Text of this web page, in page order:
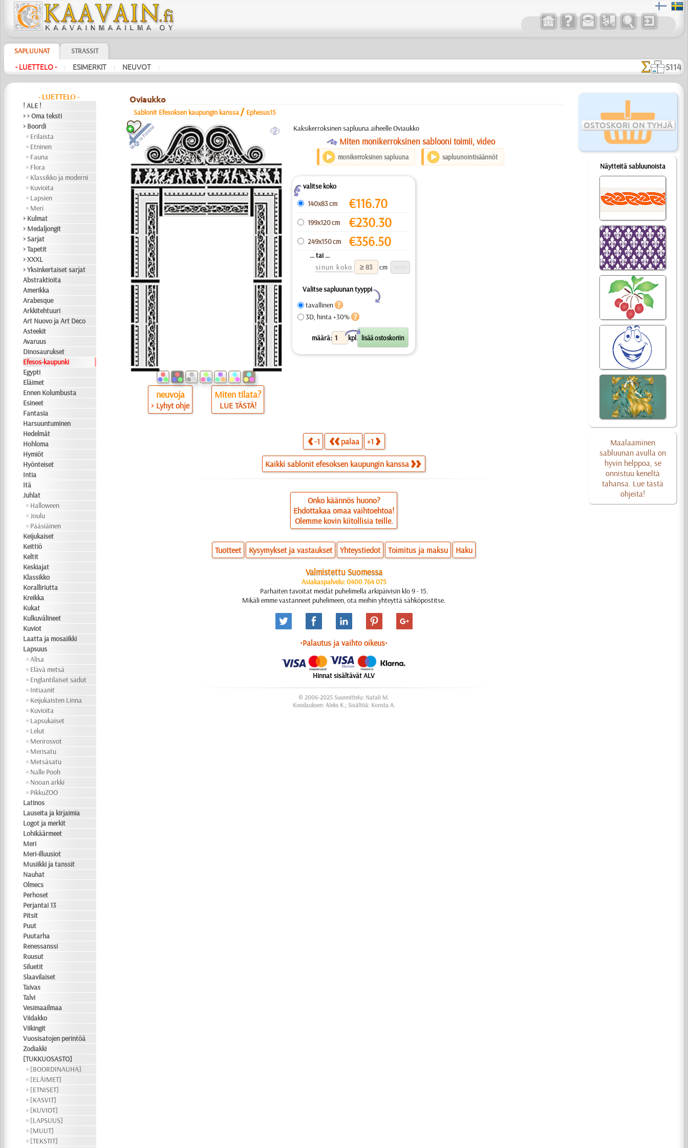
SAPLUUNAT STRASSIT
- LUETTELO - | ESIMERKIT | NEUVOT | 5114
- LUETTELO -
! ALE !
> > Oma teksti
> Boordi
Erilaista
Etninen
Fauna
Flora
Klassikko ja moderni
Kuvioita
Lapsien
Meri
> Kulmat
> Medaljongit
> Sarjat
> Tapetit
> XXXL
> Yksinkertaiset sarjat
Abstraktioita
Amerikka
Arabesque
Arkkitehtuuri
Art Nuovo ja Art Deco
Asteekit
Avaruus
Dinosaurukset
Efesos-kaupunki
Egypti
Eläimet
Ennen Kolumbusta
Esineet
Fantasia
Harsuuntuminen
Hedelmät
Hohloma
Hymiöt
Hyönteiset
Intia
Itä
Juhlat
Halloween
Joulu
Pääsiäinen
Keijukaiset
Keittiö
Keltit
Keskiajat
Klassikko
Koralliriutta
Kreikka
Kukat
Kulkuvälineet
Kuviot
Laatta ja mosaiikki
Lapsuus
Alisa
Elävä metsä
Englantilaiset sadut
Intiaanit
Keijukaisten Linna
Kuvioita
Lapsukaiset
Lelut
Merirosvot
Merisatu
Metsäsatu
Nalle Pooh
Nooan arkki
PikkuZOO
Latinos
Lauseita ja kirjaimia
Logot ja merkit
Lohikäärmeet
Meri
Meri-illuusiot
Musiikki ja tanssit
Nauhat
Olmecs
Perhoset
Perjantai 13
Pitsit
Puut
Puutarha
Renessanssi
Ruusut
Siluetit
Slaavilaiset
Taivas
Talvi
Vesimaailmaa
Viidakko
Viikingit
Vuosisatojen perintöä
Zodiakki
[TUKKUOSASTO]
[BOORDINAUHA]
[ELÄIMET]
[ETNISET]
[KASVIT]
[KUVIOT]
[LAPSUUS]
[MUUT]
[TEKSTIT]
OSTOSKORI ON TYHJÄ
Näytteitä sabluunoista
Maalaaminen
sabluunan avulla on
hyvin helppoa, se
onnistuu keneltä
tahansa. Lue tästä
ohjeita!
Oviaukko
Sablonit Efesoksen kaupungin kanssa / Ephesus15
b
neuvoja
> Lyhyt ohje
Miten tilata?
LUE TÄSTÄ!
Kaksikerroksinen sapluuna aiheelle Oviaukko
O Miten monikerroksinen sablooni toimii, video
monikerroksinen sapluuna sapluunointisäännöt
Zvalitse koko
140x83 cm
€116.70
199x120 cm €230.30
249x150 cm €356.50
... tai ...
sinun koko
cm
Valitse sapluunan tyyppi
Y
tavallinen
3D, hinta +30%
määrä: kpl.
X
-1 palaa +1
Kaikki sablonit efesoksen kaupungin kanssa
Onko käännös huono?
Ehdottakaa omaa vaihtoehtoa!
Olemme kovin kiitollisia teille.
Tuotteet Kysymykset ja vastaukset Yhteystiedot Toimitus ja maksu Haku
Valmistettu Suomessa
Asiakaspalvelu: 0400 764 075
Parhaiten tavoitat meidät puhelimella arkipäivisin klo 9 - 15.
Mikäli emme vastanneet puhelimeen, ota meihin yhteyttä sähköpostitse.
•Palautus ja vaihto oikeus•
Hinnat sisältävät ALV
© 2006-2025 Suunnittelu: Natali M.
Koodauksen: Aleks K.; Sisältöä: Konsta A.